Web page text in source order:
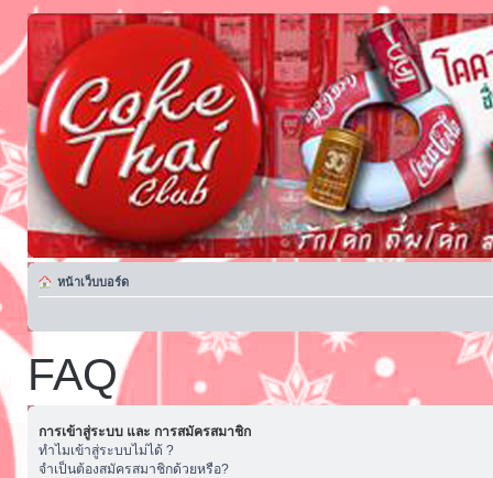
หน้าเว็บบอร์ด
FAQ
การเข้าสู่ระบบ และ การสมัครสมาชิก
ทำไมเข้าสู่ระบบไม่ได้ ?
จำเป็นต้องสมัครสมาชิกด้วยหรือ?